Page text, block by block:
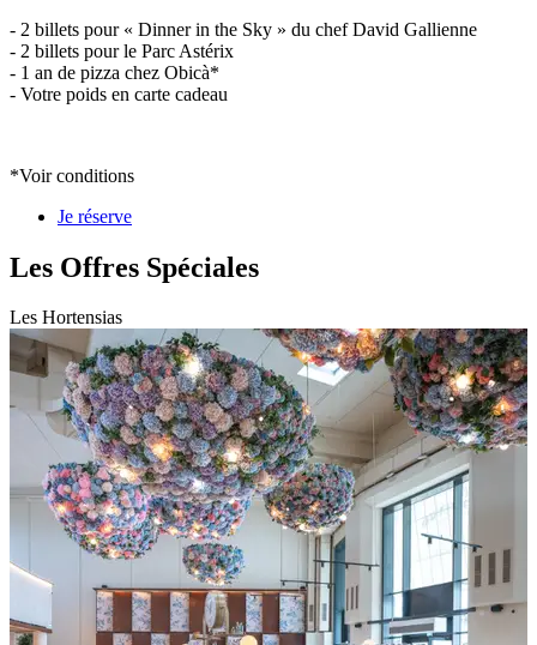
- 2 billets pour « Dinner in the Sky » du chef David Gallienne
- 2 billets pour le Parc Astérix
- 1 an de pizza chez Obicà*
- Votre poids en carte cadeau
*Voir conditions
Je réserve
Les Offres Spéciales
Les Hortensias